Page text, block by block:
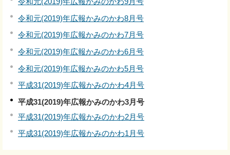
令和元(2019)年広報かみのかわ8月号
令和元(2019)年広報かみのかわ7月号
令和元(2019)年広報かみのかわ6月号
令和元(2019)年広報かみのかわ5月号
平成31(2019)年広報かみのかわ4月号
平成31(2019)年広報かみのかわ3月号
平成31(2019)年広報かみのかわ2月号
平成31(2019)年広報かみのかわ1月号